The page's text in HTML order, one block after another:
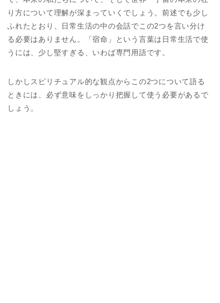
り方について理解が深まっていくでしょう。前述でも少し
ふれたとおり、日常生活の中の会話でこの2つを言い分け
る必要はありません。「宿命」という言葉は日常生活で使
うには、少し堅すぎる、いわば専門用語です。
しかしスピリチュアル的な観点からこの2つについて語る
ときには、必ず意味をしっかり把握して使う必要があるで
しょう。